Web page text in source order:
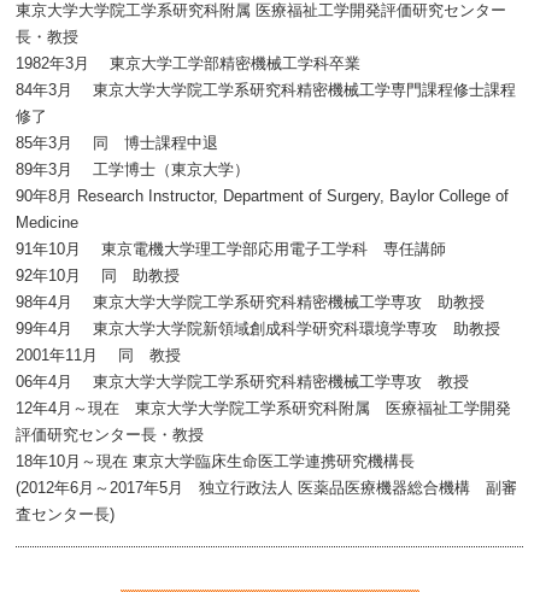
東京大学大学院工学系研究科附属 医療福祉工学開発評価研究センター
長・教授
1982年3月 東京大学工学部精密機械工学科卒業
84年3月 東京大学大学院工学系研究科精密機械工学専門課程修士課程
修了
85年3月 同 博士課程中退
89年3月 工学博士（東京大学）
90年8月 Research Instructor, Department of Surgery, Baylor College of
Medicine
91年10月 東京電機大学理工学部応用電子工学科 専任講師
92年10月 同 助教授
98年4月 東京大学大学院工学系研究科精密機械工学専攻 助教授
99年4月 東京大学大学院新領域創成科学研究科環境学専攻 助教授
2001年11月 同 教授
06年4月 東京大学大学院工学系研究科精密機械工学専攻 教授
12年4月～現在 東京大学大学院工学系研究科附属 医療福祉工学開発
評価研究センター長・教授
18年10月～現在 東京大学臨床生命医工学連携研究機構長
(2012年6月～2017年5月 独立行政法人 医薬品医療機器総合機構 副審
査センター長)